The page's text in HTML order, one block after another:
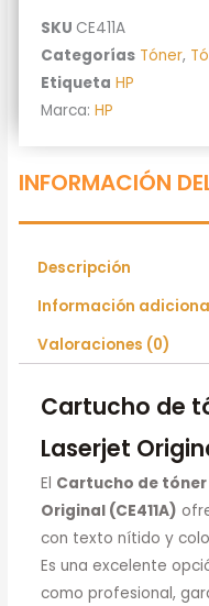
SKU CE411A
Categorías Tóner,
Etiqueta HP
Marca:HP
INFORMACIÓN
Descripción
Información
Valoraciones (0)
Cartucho de
Laserjet
El Cartucho de tóner
Original (CE411A)
con texto nítido y
Es una excelente
como profesional,